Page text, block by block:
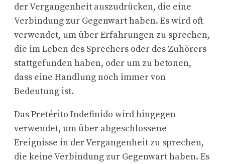
der Vergangenheit auszudrücken, die eine
Verbindung zur Gegenwart haben. Es wird oft
verwendet, um über Erfahrungen zu sprechen,
die im Leben des Sprechers oder des Zuhörers
stattgefunden haben, oder um zu betonen,
dass eine Handlung noch immer von
Bedeutung ist.
Das Pretérito Indefinido wird hingegen
verwendet, um über abgeschlossene
Ereignisse in der Vergangenheit zu sprechen,
die keine Verbindung zur Gegenwart haben. Es